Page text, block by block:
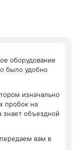
оборудование
было удобно
изначально
пробок на
знает объездной
вам в